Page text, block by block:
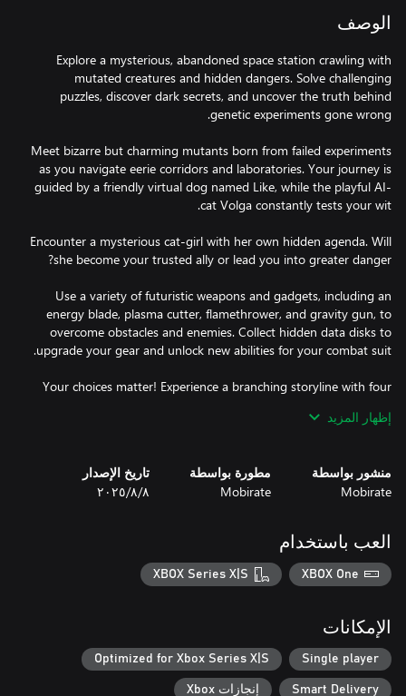
الوصف
Explore a mysterious, abandoned space station crawling with
mutated creatures and hidden dangers. Solve challenging
puzzles, discover dark secrets, and uncover the truth behind
Meet bizarre but charming mutants born from failed experiments
as you navigate eerie corridors and laboratories. Your journey is
guided by a friendly virtual dog named Like, while the playful AI-
Encounter a mysterious cat-girl with her own hidden agenda. Will
Use a variety of futuristic weapons and gadgets, including an
energy blade, plasma cutter, flamethrower, and gravity gun, to
overcome obstacles and enemies. Collect hidden data disks to
Your choices matter! Experience a branching storyline with four
design, Genopanic delivers a captivating sci-fi experience that
Free Exploration: Discover secrets at your own pace within a vast
Unique Characters: Interact with quirky companions Like, Volga,
Diverse Arsenal: Equip various sci-fi weapons and gadgets to
إظهار المزيد
منشور بواسطة
Mobirate
مطورة بواسطة
Mobirate
تاريخ الإصدار
٨‏/٨‏/٢٠٢٥
العب باستخدام
XBOX One
XBOX Series X|S
الإمكانات
Single player
Optimized for Xbox Series X|S
Smart Delivery إنجازات Xbox